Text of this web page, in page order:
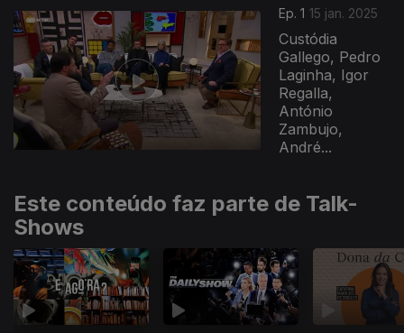
Ep. 1 15 jan. 2025
Custódia
Gallego, Pedro
Laginha, Igor
Regalla,
António
Zambujo,
André...
Este conteúdo faz parte de Talk-
Shows